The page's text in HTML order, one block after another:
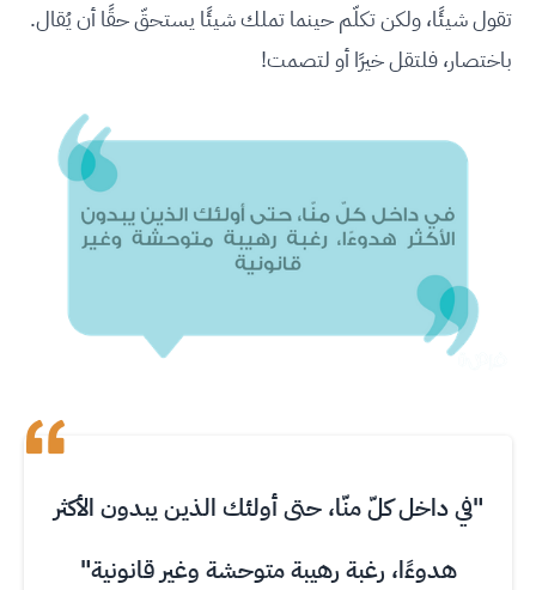
تقول شيئًا، ولكن تكلّم حينما تملك شيئًا يستحقّ حقًا أن يُقال.
باختصار، فلتقل خيرًا أو لتصمت!
"في داخل كلّ منّا، حتى أولئك الذين يبدون الأكثر
هدوءًا، رغبة رهيبة متوحشة وغير قانونية"